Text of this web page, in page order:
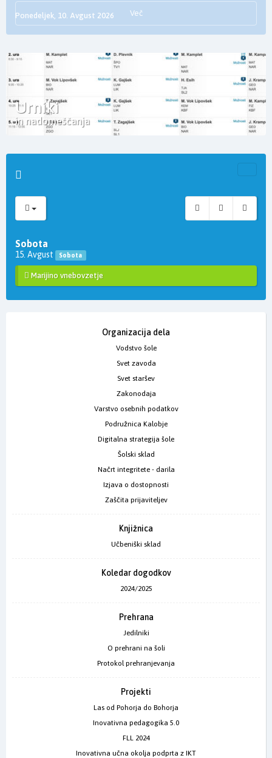
Ponedeljek, 10. Avgust 2026 Več
Urniki
in nadomeščanja
Sobota
15. Avgust Sobota
Marijino vnebovzetje
Organizacija dela
Vodstvo šole
Svet zavoda
Svet staršev
Zakonodaja
Varstvo osebnih podatkov
Podružnica Kalobje
Digitalna strategija šole
Šolski sklad
Načrt integritete - darila
Izjava o dostopnosti
Zaščita prijaviteljev
Knjižnica
Učbeniški sklad
Koledar dogodkov
2024/2025
Prehrana
Jedilniki
O prehrani na šoli
Protokol prehranjevanja
Projekti
Las od Pohorja do Bohorja
Inovativna pedagogika 5.0
FLL 2024
Inovativna učna okolja podprta z IKT